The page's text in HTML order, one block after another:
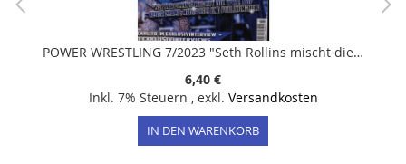
POWER WRESTLING 7/2023 "Seth Rollins mischt die WWE auf neuer Champ"
6,40 €
Inkl. 7% Steuern , exkl. Versandkosten
IN DEN WARENKORB